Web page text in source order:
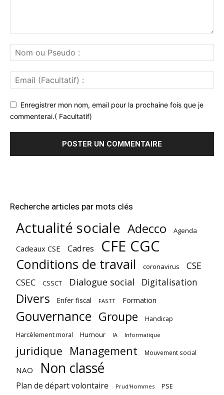
Enregistrer mon nom, email pour la prochaine fois que je
commenterai.( Facultatif)
Recherche articles par mots clés
Actualité sociale Adecco Agenda
Cadeaux CSE Cadres CFE CGC
Conditions de travail coronavirus CSE
CSEC CSSCT Dialogue social Digitalisation
Divers Enfer fiscal FASTT Formation
Gouvernance Groupe Handicap
Harcèlement moral Humour IA Informatique
juridique Management Mouvement social
NAO Non classé
Plan de départ volontaire Prud'Hommes PSE